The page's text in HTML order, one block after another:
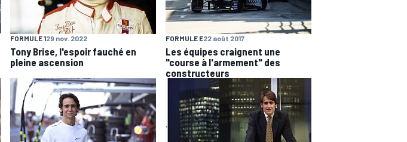
FORMULE 129 nov. 2022
Tony Brise, l'espoir fauché en
pleine ascension
FORMULE E22 août 2017
Les équipes craignent une
"course à l'armement" des
constructeurs